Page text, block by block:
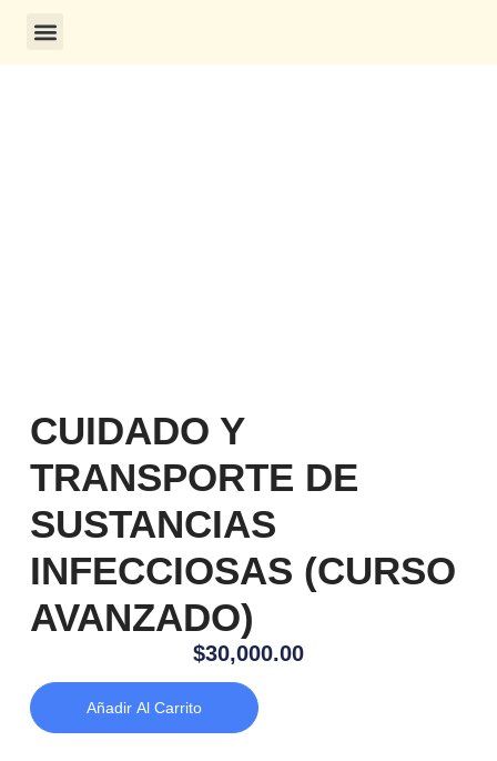
CUIDADO Y
TRANSPORTE DE
SUSTANCIAS
INFECCIOSAS (CURSO
AVANZADO)
$30,000.00
Añadir Al Carrito